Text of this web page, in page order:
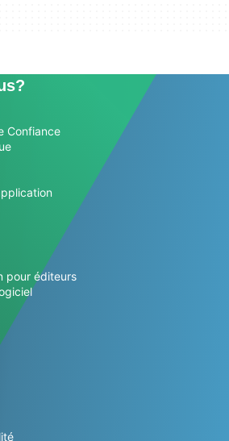
Confiance
pour éditeurs